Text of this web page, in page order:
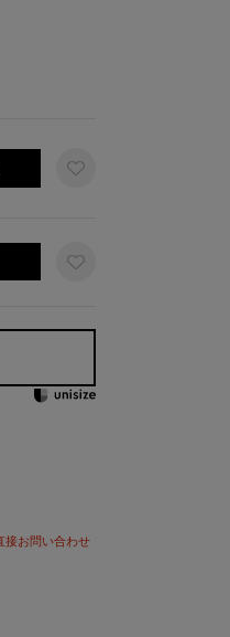
接お問い合わせ